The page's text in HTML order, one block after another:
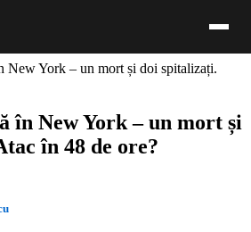
New York – un mort și doi spitalizați.
în New York – un mort și
în 48 de ore?